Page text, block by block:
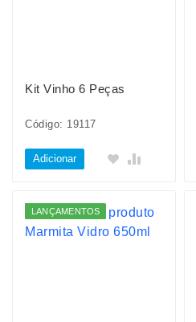
Kit Vinho 6 Peças
Código: 19117
Adicionar
LANÇAMENTOS